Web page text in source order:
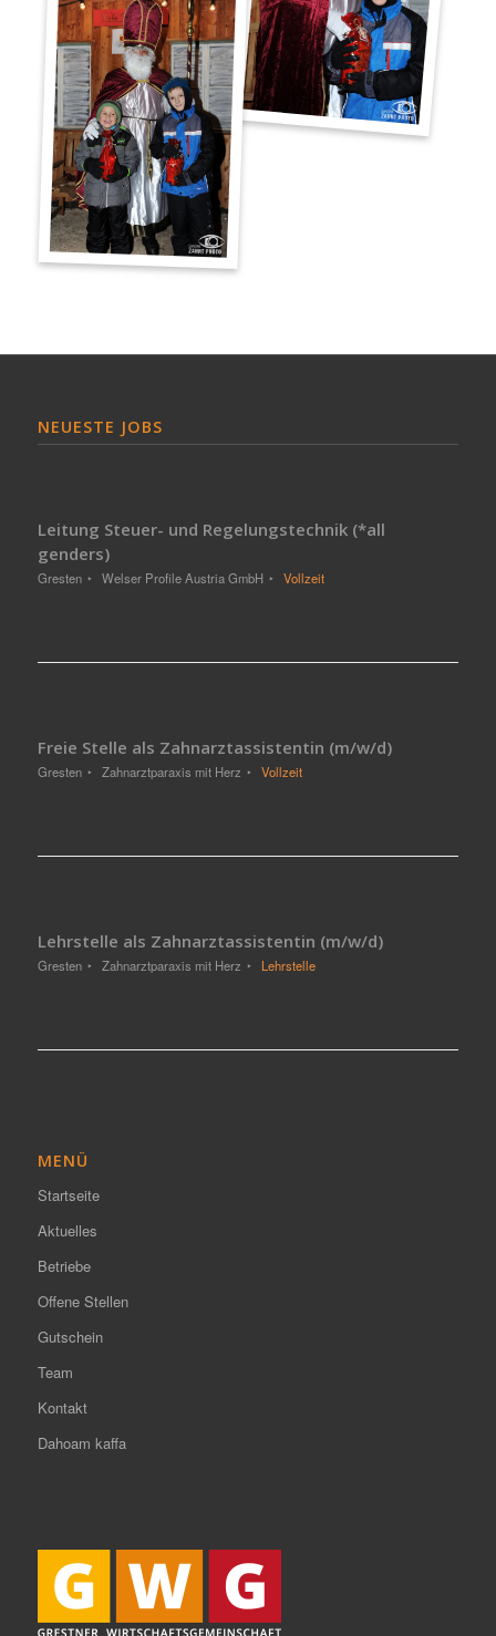
NEUESTE JOBS
Leitung Steuer- und Regelungstechnik (*all
genders)
Gresten Welser Profile Austria GmbH Vollzeit
Freie Stelle als Zahnarztassistentin (m/w/d)
Gresten Zahnarztparaxis mit Herz Vollzeit
Lehrstelle als Zahnarztassistentin (m/w/d)
Gresten Zahnarztparaxis mit Herz Lehrstelle
MENÜ
Startseite
Aktuelles
Betriebe
Offene Stellen
Gutschein
Team
Kontakt
Dahoam kaffa